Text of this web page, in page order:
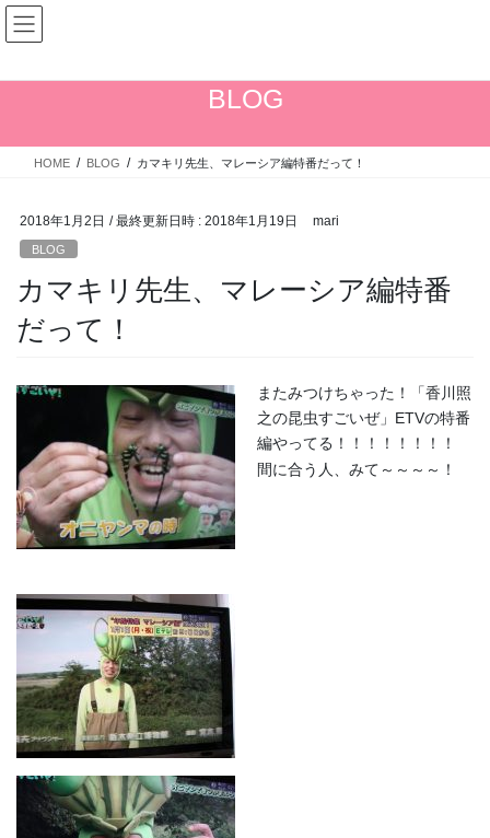
コ
ン
ン
ス
ナ
ビ
ー
ン
BLOG
HOME BLOG カマキリ先生、マレーシア編特番だって！
2018年1月2日 / 最終更新日時 : 2018年1月19日 mari
BLOG
カマキリ先生、マレーシア編特番
だって！
またみつけちゃった！「香川照
之の昆虫すごいぜ」ETVの特番
編やってる！！！！！！！！
間に合う人、みて～～～～！